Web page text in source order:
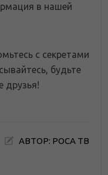
в нашей
с секретами
будьте
друзья!
АВТОР: РОСА ТВ